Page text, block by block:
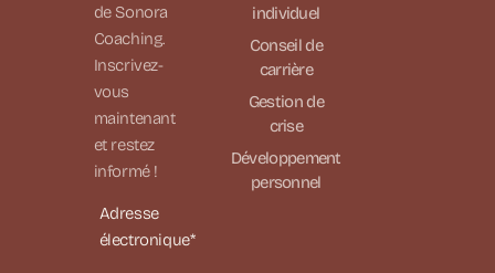
de Sonora
Coaching.
Inscrivez-
vous
maintenant
et restez
informé !
Adresse
électronique*
individuel
Conseil de
carrière
Gestion de
crise
Développement
personnel